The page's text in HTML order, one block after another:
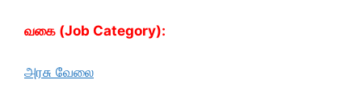
வகை (Job Category):
அரசு வேலை